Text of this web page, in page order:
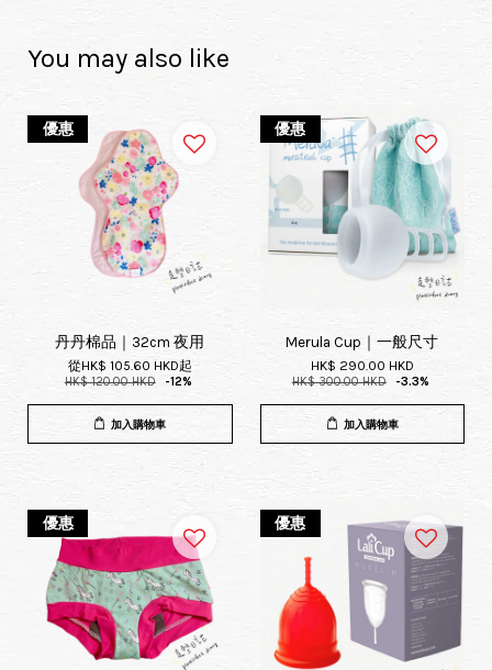
You may also like
優惠
丹丹棉品｜32cm 夜用
從HK$ 105.60 HKD起
HK$ 120.00 HKD -12%
加入購物車
優惠
Merula Cup｜一般尺寸
HK$ 290.00 HKD
HK$ 300.00 HKD -3.3%
加入購物車
優惠 優惠